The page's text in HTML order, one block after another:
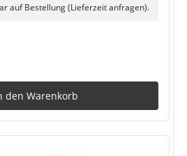
auf Bestellung (Lieferzeit anfragen).
den Warenkorb